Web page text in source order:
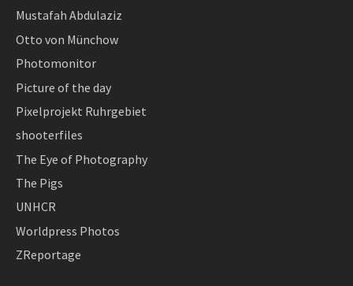
Mustafah Abdulaziz
Otto von Münchow
Photomonitor
Picture of the day
Pixelprojekt Ruhrgebiet
shooterfiles
The Eye of Photography
The Pigs
UNHCR
Worldpress Photos
ZReportage